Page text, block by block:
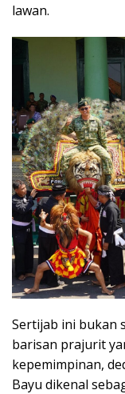
lawan.
Sertijab ini bukan
barisan prajurit
kepemimpinan,
Bayu dikenal